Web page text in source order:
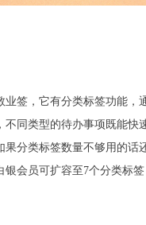
业签，它有分类标签功能，
不同类型的待办事项既能快
果分类标签数量不够用的话
银会员可扩容至7个分类标